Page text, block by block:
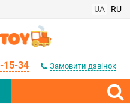
UA RU
15-34 Замовити дзвінок